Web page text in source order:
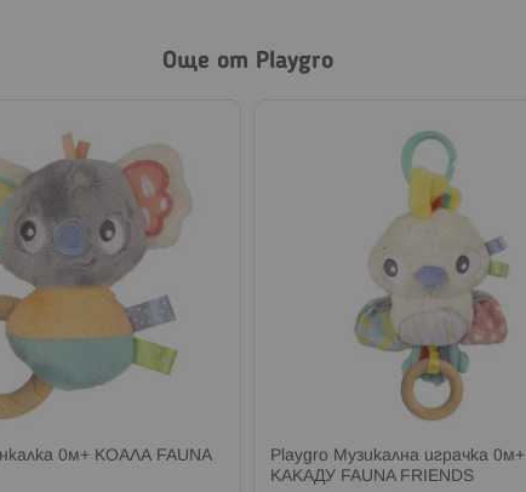
Още от Playgro
0м+ КОАЛА FAUNA
Playgro Музикална играчка 0м+
КАКАДУ FAUNA FRIENDS